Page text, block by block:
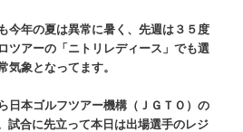
今年の夏は異常に暑く、先週は３５度
ツアーの「ニトリレディース」でも選
象となってます。
日本ゴルフツアー機構（ＪＧＴＯ）の
試合に先立って本日は出場選手のレジ